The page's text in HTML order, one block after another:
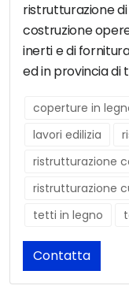
ristrutturazione di
costruzione
inerti e di
ed in provincia di
coperture in
lavori edilizia
ristrutturazione
ristrutturazione
tetti in legno
Contatta